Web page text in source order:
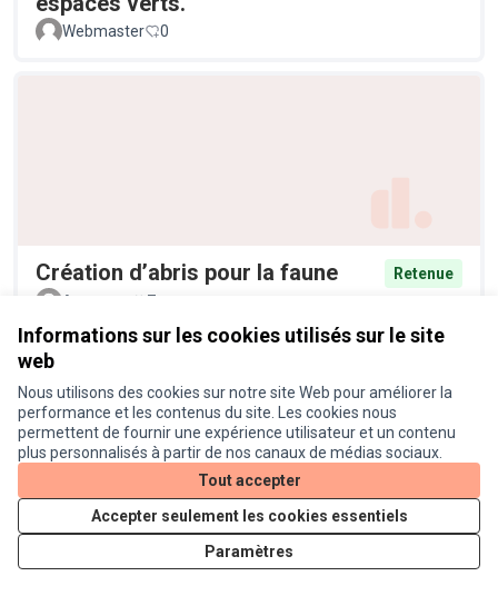
Informations sur les cookies utilisés sur le site
web
Nous utilisons des cookies sur notre site Web pour améliorer la
performance et les contenus du site. Les cookies nous
permettent de fournir une expérience utilisateur et un contenu
plus personnalisés à partir de nos canaux de médias sociaux.
Tout accepter
Accepter seulement les cookies essentiels
Paramètres
Webmaster 0
Création d’abris pour la faune
Retenue
Anonyme
7
Végétaliser Croix de Pierre
Anonyme
11